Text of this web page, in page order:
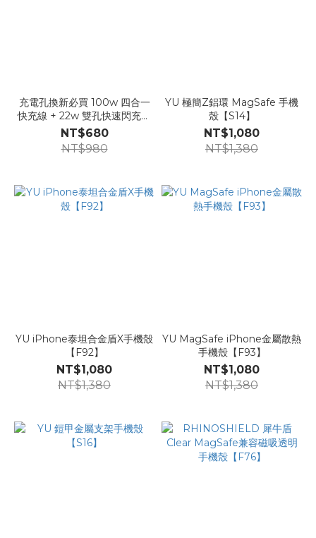
充電孔換新必買 100w 四合一
快充線 + 22w 雙孔快速閃充電
頭 【F87】
NT$680
NT$980
YU 極簡Z鋁環 MagSafe 手機
殼【S14】
NT$1,080
NT$1,380
YU iPhone泰坦合金盾X手機殼
【F92】
NT$1,080
NT$1,380
YU MagSafe iPhone金屬散熱
手機殼【F93】
NT$1,080
NT$1,380